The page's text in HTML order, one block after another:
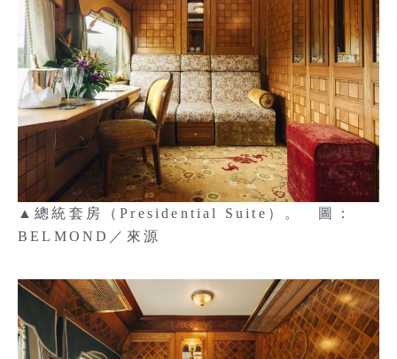
▲總統套房（Presidential Suite）。 圖：
BELMOND／來源